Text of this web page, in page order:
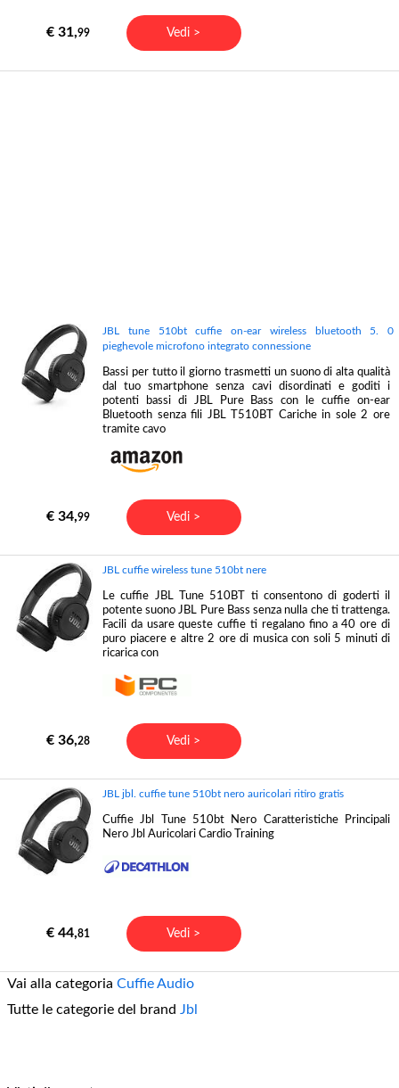
€ 31,99 Vedi >
JBL tune 510bt cuffie on-ear wireless bluetooth 5. 0
pieghevole microfono integrato connessione
Bassi per tutto il giorno trasmetti un suono di alta qualità
dal tuo smartphone senza cavi disordinati e goditi i
potenti bassi di JBL Pure Bass con le cuffie on-ear
Bluetooth senza fili JBL T510BT Cariche in sole 2 ore
tramite cavo
€ 34,99 Vedi >
JBL cuffie wireless tune 510bt nere
Le cuffie JBL Tune 510BT ti consentono di goderti il
potente suono JBL Pure Bass senza nulla che ti trattenga.
Facili da usare queste cuffie ti regalano fino a 40 ore di
puro piacere e altre 2 ore di musica con soli 5 minuti di
ricarica con
€ 36,28 Vedi >
JBL jbl. cuffie tune 510bt nero auricolari ritiro gratis
Cuffie Jbl Tune 510bt Nero Caratteristiche Principali
Nero Jbl Auricolari Cardio Training
€ 44,81 Vedi >
Vai alla categoria Cuffie Audio
Tutte le categorie del brand Jbl